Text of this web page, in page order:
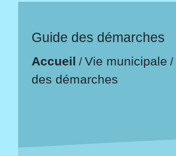
Guide des démarches
Accueil /Vie municipale /
des démarches